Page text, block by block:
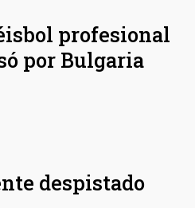
profesional
por Bulgaria
despistado